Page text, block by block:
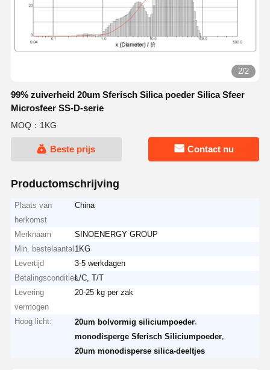
2/2
99% zuiverheid 20um Sferisch Silica poeder Silica Sfeer
Microsfeer SS-D-serie
MOQ：1KG
Beste prijs Contact nu
Productomschrijving
Plaats van
herkomst
China
Merknaam
SINOENERGY GROUP
Min. bestelaantal 1KG
Levertijd
3-5 werkdagen
BetalingsconditiesL/C, T/T
Levering
vermogen
20-25 kg per zak
Hoog licht: 20um bolvormig siliciumpoeder
monodisperge Sferisch Siliciumpoeder
20um monodisperse silica-deeltjes